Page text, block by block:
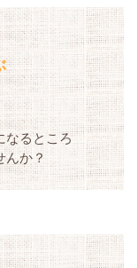
なるところ
んか？